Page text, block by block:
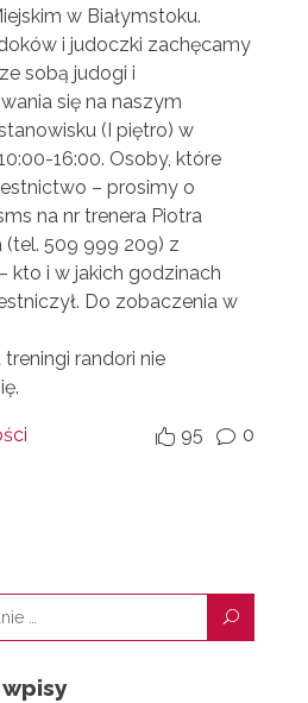
w Białymstoku.
i judoczki zachęcamy
sobą judogi i
się na naszym
(I piętro) w
16:00. Osoby, które
– prosimy o
na nr trenera Piotra
(tel. 509 999 209) z
kto i w jakich godzinach
Do zobaczenia w
randori nie
 95 v 0
U